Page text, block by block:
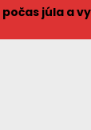
júla a